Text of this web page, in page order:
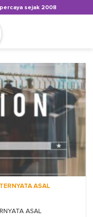
sejak 2008
ASAL
ASAL